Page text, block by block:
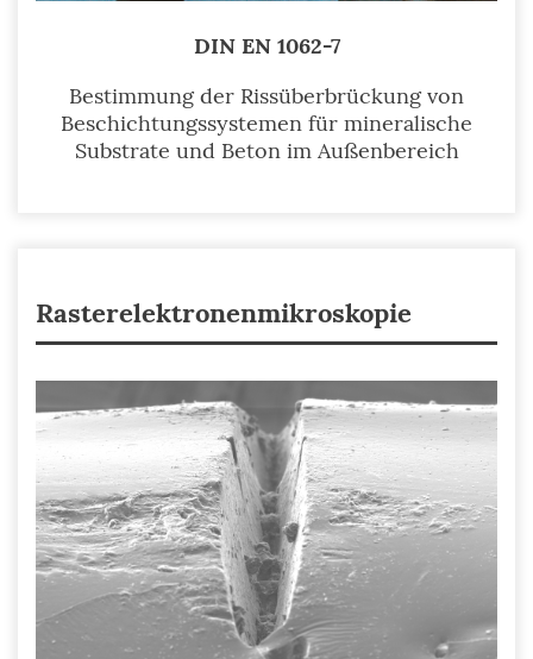
DIN EN 1062-7
Bestimmung der Rissüberbrückung von
Beschichtungssystemen für mineralische
Substrate und Beton im Außenbereich
Rasterelektronenmikroskopie